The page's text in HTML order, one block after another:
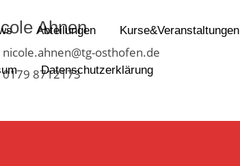
Abteilungen Kurse&Veranstaltungen
Datenschutzerklärung
Ahnen
nicole.ahnen@tg-osthofen.de
0179 8712173